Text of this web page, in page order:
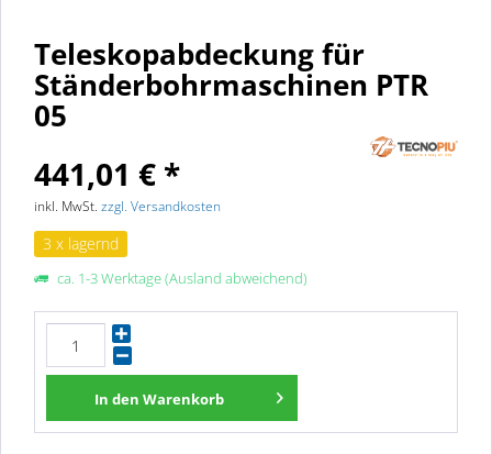
Teleskopabdeckung für
Ständerbohrmaschinen PTR
05
441,01 € *
inkl. MwSt. zzgl. Versandkosten
3 x lagernd
ca. 1-3 Werktage (Ausland abweichend)
In den Warenkorb